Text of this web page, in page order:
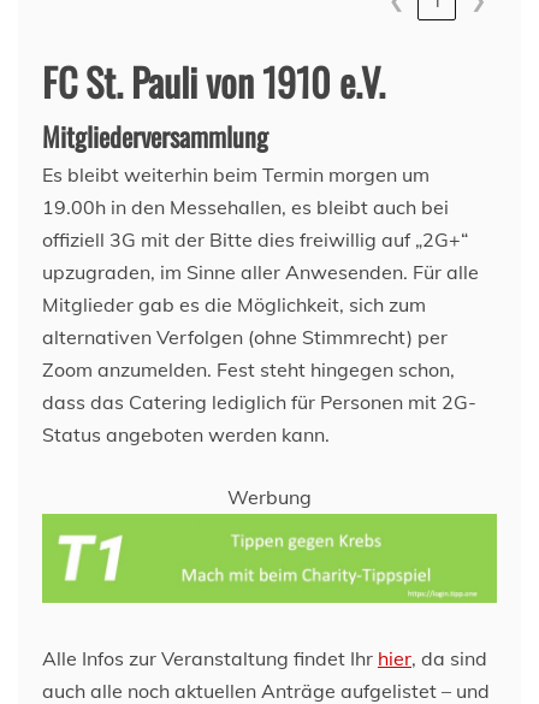
FC St. Pauli von 1910 e.V.
Mitgliederversammlung
Es bleibt weiterhin beim Termin morgen um
19.00h in den Messehallen, es bleibt auch bei
offiziell 3G mit der Bitte dies freiwillig auf „2G+“
upzugraden, im Sinne aller Anwesenden. Für alle
Mitglieder gab es die Möglichkeit, sich zum
alternativen Verfolgen (ohne Stimmrecht) per
Zoom anzumelden. Fest steht hingegen schon,
dass das Catering lediglich für Personen mit 2G-
Status angeboten werden kann.
Werbung
Alle Infos zur Veranstaltung findet Ihr hier, da sind
auch alle noch aktuellen Anträge aufgelistet – und